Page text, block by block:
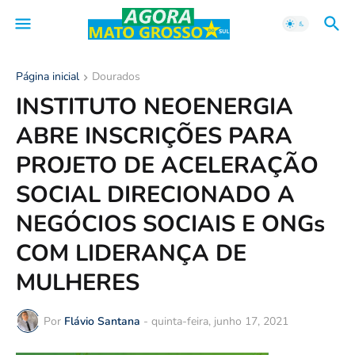
Página inicial Dourados
INSTITUTO NEOENERGIA
ABRE INSCRIÇÕES PARA
PROJETO DE ACELERAÇÃO
SOCIAL DIRECIONADO A
NEGÓCIOS SOCIAIS E ONGs
COM LIDERANÇA DE
MULHERES
Por Flávio Santana - quinta-feira, junho 17, 2021